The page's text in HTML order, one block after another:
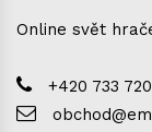
Online svět
+420 733